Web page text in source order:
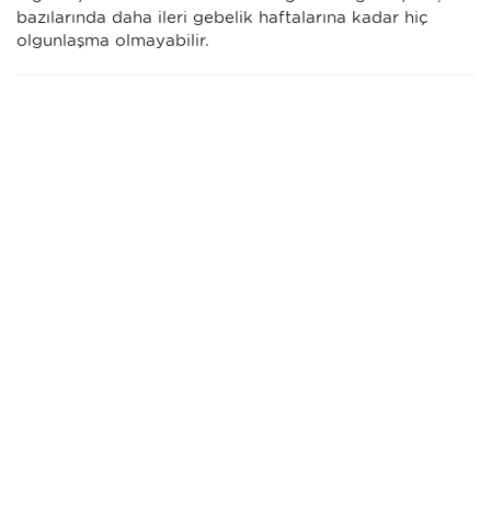
bazılarında daha ileri gebelik haftalarına kadar hiç
olgunlaşma olmayabilir.